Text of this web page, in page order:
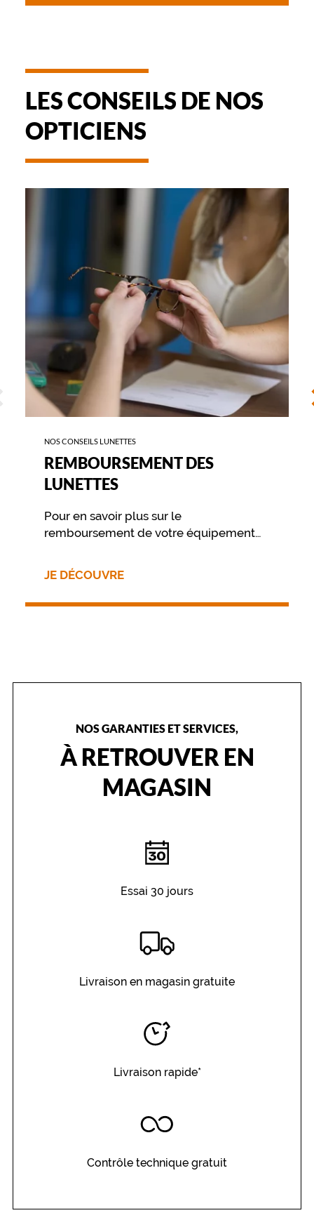
LES CONSEILS DE NOS
OPTICIENS
NOS CONSEILS LUNETTES
REMBOURSEMENT DES
LUNETTES
Pour en savoir plus sur le
remboursement de votre équipement
directement votre mutuelle.
JE DÉCOUVRE
NOS GARANTIES ET SERVICES,
À RETROUVER EN
MAGASIN
Essai 30 jours
Livraison en magasin gratuite
Livraison rapide*
Contrôle technique gratuit